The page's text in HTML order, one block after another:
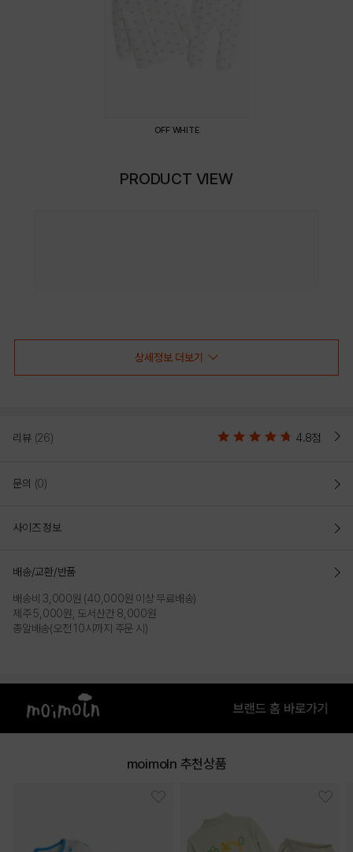
OFF WHITE
PRODUCT VIEW
상세정보 더보기
리뷰 (26) 4.8점
문의 (0)
사이즈 정보
배송/교환/반품
배송비 3,000원 (40,000원 이상 무료배송)
제주 5,000원, 도서산간 8,000원
총알배송(오전 10시까지 주문 시)
moimoln 추천상품